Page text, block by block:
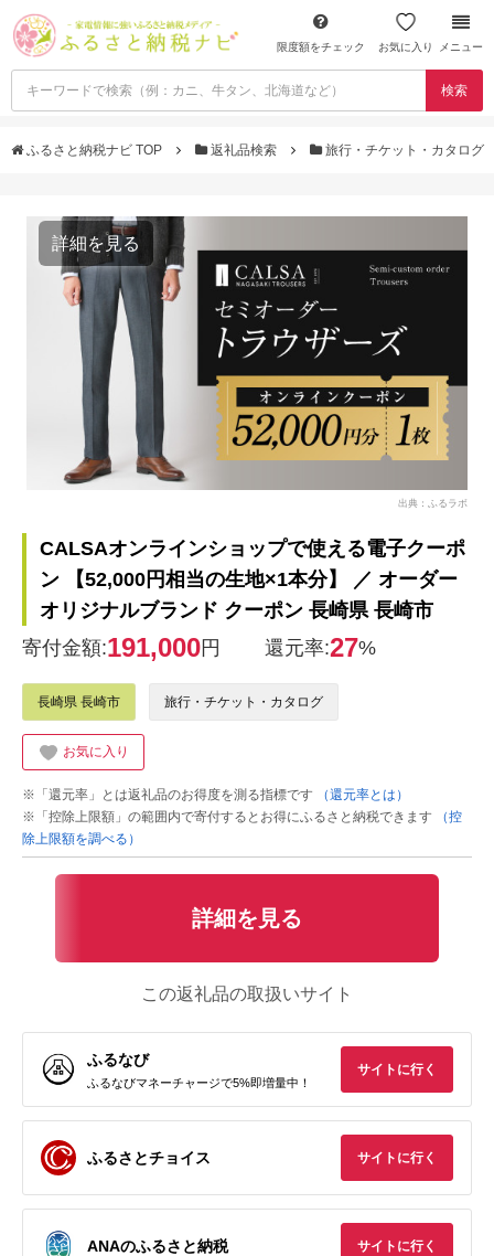
限度額をチェック お気に入り メニュー
検索
ふるさと納税ナビ TOP 返礼品検索 旅行・チケット・カタログ
詳細を見る
出典：ふるラボ
CALSAオンラインショップで使える電子クーポ
ン 【52,000円相当の生地×1本分】 ／ オーダー
オリジナルブランド クーポン 長崎県 長崎市
寄付金額:191,000円 還元率:27%
長崎県 長崎市 旅行・チケット・カタログ
お気に入り
※「還元率」とは返礼品のお得度を測る指標です
（還元率とは）
※「控除上限額」の範囲内で寄付するとお得にふるさと納税できます
（控
除上限額を調べる）
詳細を見る
この返礼品の取扱いサイト
ふるなび
ふるなびマネーチャージで5%即増量中！
サイトに行く
ふるさとチョイス サイトに行く
ANAのふるさと納税 サイトに行く